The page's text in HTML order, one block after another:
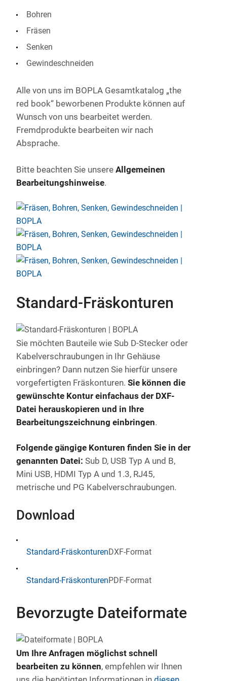
Bohren
Fräsen
Senken
Gewindeschneiden
Alle von uns im BOPLA Gesamtkatalog „the
red book“ beworbenen Produkte können auf
Wunsch von uns bearbeitet werden.
Fremdprodukte bearbeiten wir nach
Absprache.
Bitte beachten Sie unsere Allgemeinen
Bearbeitungshinweise.
Standard-Fräskonturen
Sie möchten Bauteile wie Sub D-Stecker oder
Kabelverschraubungen in Ihr Gehäuse
einbringen? Dann nutzen Sie hierfür unsere
vorgefertigten Fräskonturen. Sie können die
gewünschte Kontur einfachaus der DXF-
Datei herauskopieren und in Ihre
Bearbeitungszeichnung einbringen.
Folgende gängige Konturen finden Sie in der
genannten Datei: Sub D, USB Typ A und B,
Mini USB, HDMI Typ A und 1.3, RJ45,
metrische und PG Kabelverschraubungen.
Download
Standard-FräskonturenDXF-Format
Standard-FräskonturenPDF-Format
Bevorzugte Dateiformate
Um Ihre Anfragen möglichst schnell
bearbeiten zu können, empfehlen wir Ihnen